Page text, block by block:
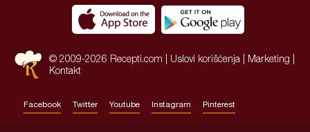
© 2009-2026 Recepti.com | Uslovi korišćenja Marketing
Kontakt
Facebook Twitter Youtube Instagram Pinterest